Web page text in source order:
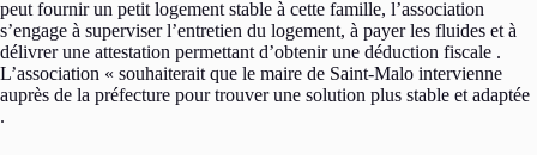
peut fournir un petit logement stable à cette famille, l’association
s’engage à superviser l’entretien du logement, à payer les fluides et à
délivrer une attestation permettant d’obtenir une déduction fiscale .
L’association « souhaiterait que le maire de Saint-Malo intervienne
auprès de la préfecture pour trouver une solution plus stable et adaptée
.